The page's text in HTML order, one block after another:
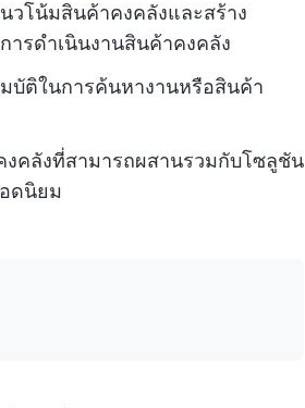
วโน้มสินค้าคงคลังและสร้าง
ารดำเนินงานสินค้าคงคลัง
ติในการค้นหางานหรือสินค้า
งคลังที่สามารถผสานรวมกับโซลูชัน
ดนิยม